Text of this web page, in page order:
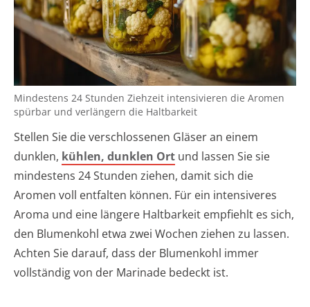
Mindestens 24 Stunden Ziehzeit intensivieren die Aromen
spürbar und verlängern die Haltbarkeit
Stellen Sie die verschlossenen Gläser an einem
dunklen, kühlen, dunklen Ort und lassen Sie sie
mindestens 24 Stunden ziehen, damit sich die
Aromen voll entfalten können. Für ein intensiveres
Aroma und eine längere Haltbarkeit empfiehlt es sich,
den Blumenkohl etwa zwei Wochen ziehen zu lassen.
Achten Sie darauf, dass der Blumenkohl immer
vollständig von der Marinade bedeckt ist.